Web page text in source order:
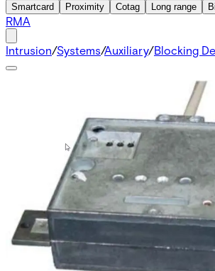
Smartcard
Proximity Cotag Long range
RMA
Intrusion/Systems/Auxiliary/Blocking